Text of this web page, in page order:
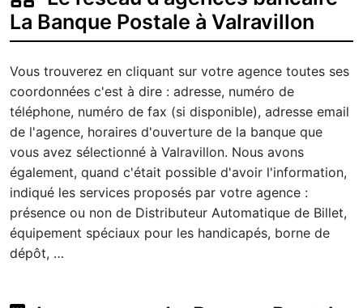
La Banque Postale à Valravillon
Vous trouverez en cliquant sur votre agence toutes ses
coordonnées c'est à dire : adresse, numéro de
téléphone, numéro de fax (si disponible), adresse email
de l'agence, horaires d'ouverture de la banque que
vous avez sélectionné à Valravillon. Nous avons
également, quand c'était possible d'avoir l'information,
indiqué les services proposés par votre agence :
présence ou non de Distributeur Automatique de Billet,
équipement spéciaux pour les handicapés, borne de
dépôt, …